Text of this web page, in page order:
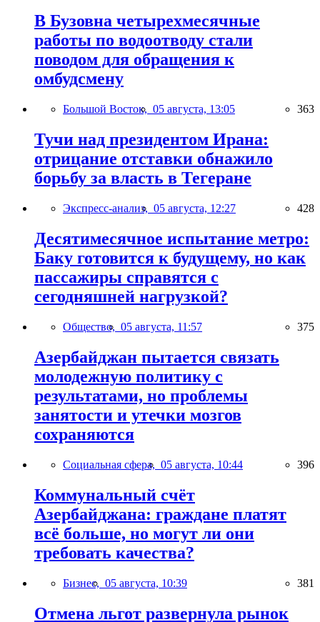
В Бузовна четырехмесячные
работы по водоотводу стали
поводом для обращения к
омбудсмену
Большой Восток, 05 августа, 13:05 363
Тучи над президентом Ирана:
отрицание отставки обнажило
борьбу за власть в Тегеране
Экспресс-анализ, 05 августа, 12:27 428
Десятимесячное испытание метро:
Баку готовится к будущему, но как
пассажиры справятся с
сегодняшней нагрузкой?
Общество, 05 августа, 11:57 375
Азербайджан пытается связать
молодежную политику с
результатами, но проблемы
занятости и утечки мозгов
сохраняются
Социальная сфера, 05 августа, 10:44 396
Коммунальный счёт
Азербайджана: граждане платят
всё больше, но могут ли они
требовать качества?
Бизнес, 05 августа, 10:39 381
Отмена льгот развернула рынок